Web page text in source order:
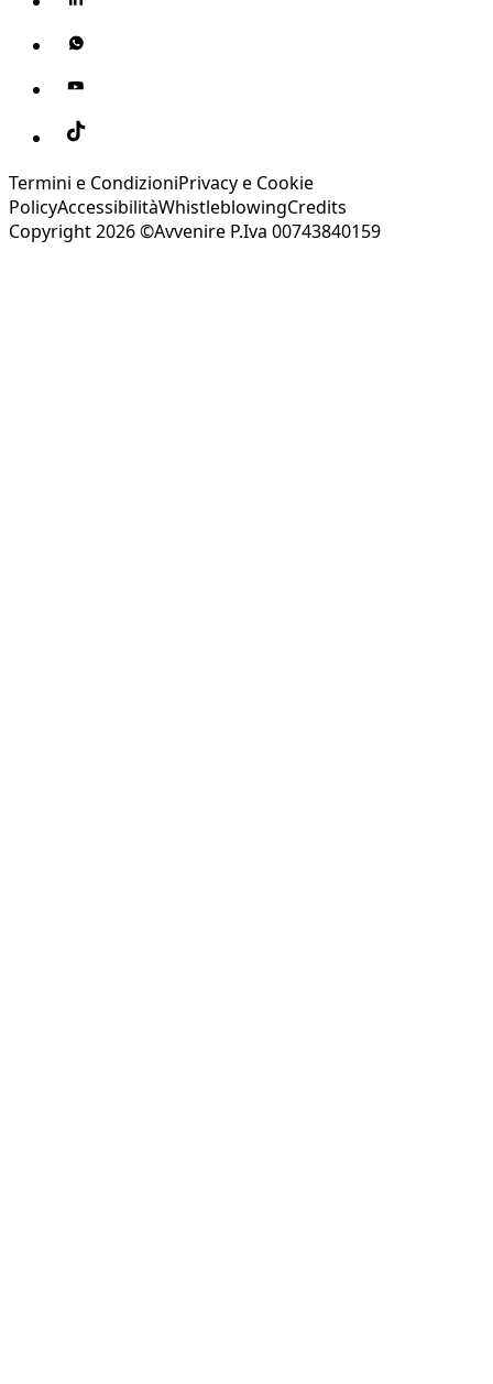
Termini e CondizioniPrivacy e Cookie
PolicyAccessibilitàWhistleblowingCredits
Copyright 2026 ©Avvenire P.Iva 00743840159